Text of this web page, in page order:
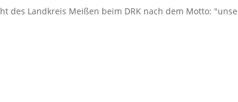
des Landkreis Meißen beim DRK nach dem Motto: